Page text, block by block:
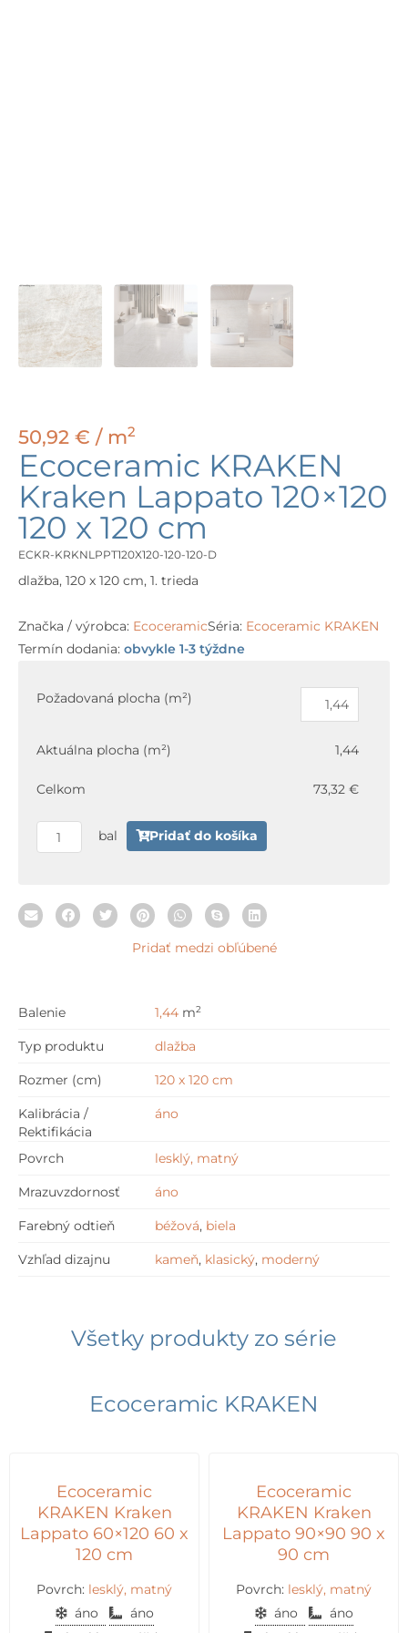
50,92 € / m2
Ecoceramic KRAKEN
Kraken Lappato 120×120
120 x 120 cm
ECKR-KRKNLPPT120X120-120-120-D
dlažba, 120 x 120 cm, 1. trieda
Značka / výrobca: EcoceramicSéria: Ecoceramic KRAKEN
Termín dodania: obvykle 1-3 týždne
Požadovaná plocha (m²)
Aktuálna plocha (m²) 1,44
Celkom 73,32 €
Ecoceramic
120x120
120
bal Pridať do košíka
Pridať medzi obľúbené
Balenie 1,44 m2
Typ produktu dlažba
Rozmer (cm) 120 x 120 cm
Kalibrácia /
Rektifikácia
áno
Povrch lesklý, matný
Mrazuvzdornosť áno
Farebný odtieň béžová, biela
Vzhľad dizajnu kameň, klasický, moderný
Všetky produkty zo série
Ecoceramic KRAKEN
Ecoceramic
KRAKEN Kraken
Lappato 60×120 60 x
120 cm
Povrch: lesklý, matný
áno
áno
Ecoceramic
KRAKEN Kraken
Lappato 90×90 90 x
90 cm
Povrch: lesklý, matný
áno
áno